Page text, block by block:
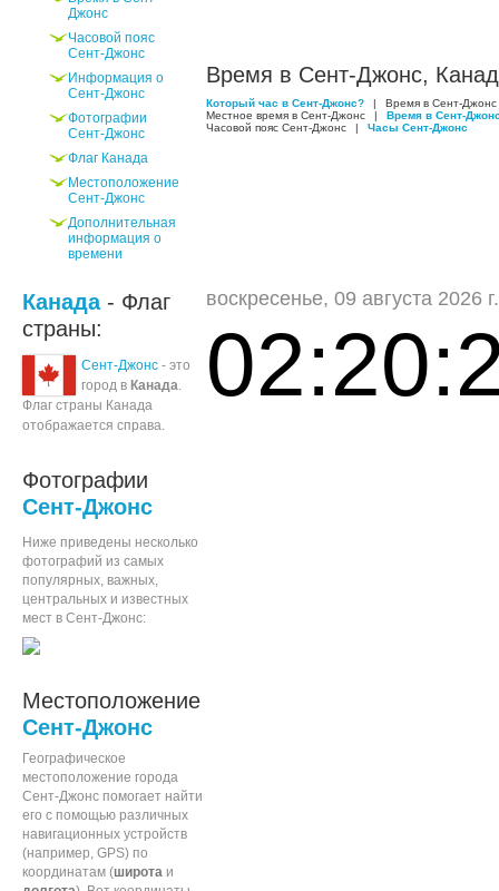
Джонс
Часовой пояс
Сент-Джонс
Информация о
Сент-Джонс
Фотографии
Сент-Джонс
Флаг Канада
Местоположение
Сент-Джонс
Дополнительная
информация о
времени
Канада- Флаг
страны:
Сент-Джонс - это
город в Канада.
Флаг страны Канада
отображается справа.
Фотографии
Сент-Джонс
Ниже приведены несколько
фотографий из самых
популярных, важных,
центральных и известных
мест в Сент-Джонс:
Местоположение
Сент-Джонс
Географическое
местоположение города
Сент-Джонс помогает найти
его с помощью различных
навигационных устройств
(например, GPS) по
координатам (широта и
Время в Сент-Джонс,
Который час в Сент-Джонс? |
Время в Сент-Джонс
Местное время в Сент-Джонс
|
Время в Сент-
Часовой пояс Сент-Джонс
| Часы Сент-Джонс
воскресенье, 09 августа 2026 г.